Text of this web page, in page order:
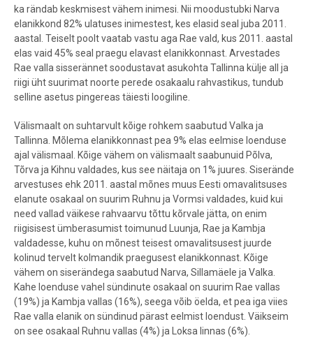
ka rändab keskmisest vähem inimesi. Nii moodustubki Narva
elanikkond 82% ulatuses inimestest, kes elasid seal juba 2011.
aastal. Teiselt poolt vaatab vastu aga Rae vald, kus 2011. aastal
elas vaid 45% seal praegu elavast elanikkonnast. Arvestades
Rae valla sisserännet soodustavat asukohta Tallinna külje all ja
riigi üht suurimat noorte perede osakaalu rahvastikus, tundub
selline asetus pingereas täiesti loogiline.
Välismaalt on suhtarvult kõige rohkem saabutud Valka ja
Tallinna. Mõlema elanikkonnast pea 9% elas eelmise loenduse
ajal välismaal. Kõige vähem on välismaalt saabunuid Põlva,
Tõrva ja Kihnu valdades, kus see näitaja on 1% juures. Siserände
arvestuses ehk 2011. aastal mõnes muus Eesti omavalitsuses
elanute osakaal on suurim Ruhnu ja Vormsi valdades, kuid kui
need vallad väikese rahvaarvu tõttu kõrvale jätta, on enim
riigisisest ümberasumist toimunud Luunja, Rae ja Kambja
valdadesse, kuhu on mõnest teisest omavalitsusest juurde
kolinud tervelt kolmandik praegusest elanikkonnast. Kõige
vähem on siserändega saabutud Narva, Sillamäele ja Valka.
Kahe loenduse vahel sündinute osakaal on suurim Rae vallas
(19%) ja Kambja vallas (16%), seega võib öelda, et pea iga viies
Rae valla elanik on sündinud pärast eelmist loendust. Väikseim
on see osakaal Ruhnu vallas (4%) ja Loksa linnas (6%).